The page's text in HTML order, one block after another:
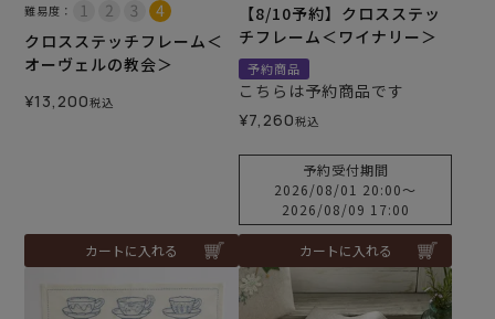
難易度：
クロスステッチフレーム＜
オーヴェルの教会＞
¥13,200税込
カートに入れる
【8/10予約】クロスステッ
チフレーム＜ワイナリー＞
予約商品
こちらは予約商品です
¥7,260税込
予約受付期間
2026/08/01 20:00〜
2026/08/09 17:00
カートに入れる